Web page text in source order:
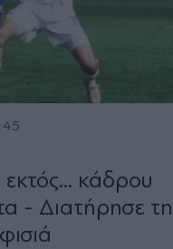
κάδρου
- Διατήρησε τη